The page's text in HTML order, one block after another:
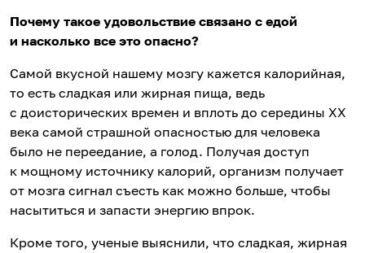
Почему такое удовольствие связано с едой
и насколько все это опасно?
Самой вкусной нашему мозгу кажется калорийная,
то есть сладкая или жирная пища, ведь
с доисторических времен и вплоть до середины ХХ
века самой страшной опасностью для человека
было не переедание, а голод. Получая доступ
к мощному источнику калорий, организм получает
от мозга сигнал съесть как можно больше, чтобы
насытиться и запасти энергию впрок.
Кроме того, ученые выяснили, что сладкая, жирная